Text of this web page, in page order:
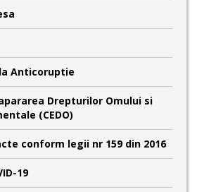
Anticoruptie
Drepturilor Omului si
(CEDO)
conform legii nr 159 din 2016
19